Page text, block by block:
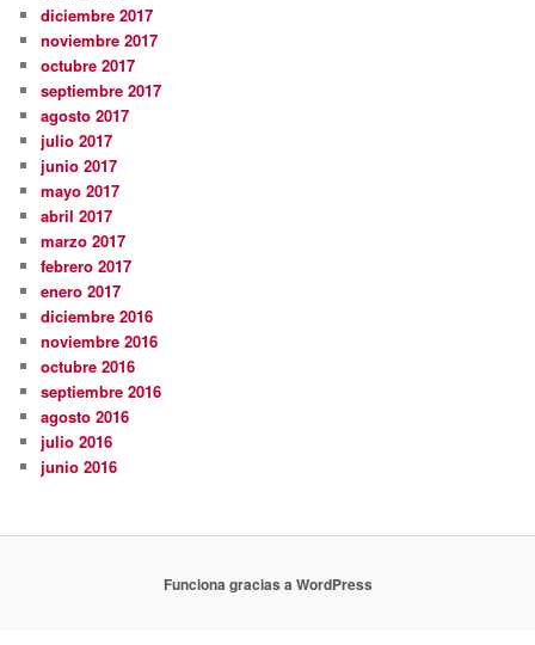
diciembre 2017
noviembre 2017
octubre 2017
septiembre 2017
agosto 2017
julio 2017
junio 2017
mayo 2017
abril 2017
marzo 2017
febrero 2017
enero 2017
diciembre 2016
noviembre 2016
octubre 2016
septiembre 2016
agosto 2016
julio 2016
junio 2016
Funciona gracias a WordPress